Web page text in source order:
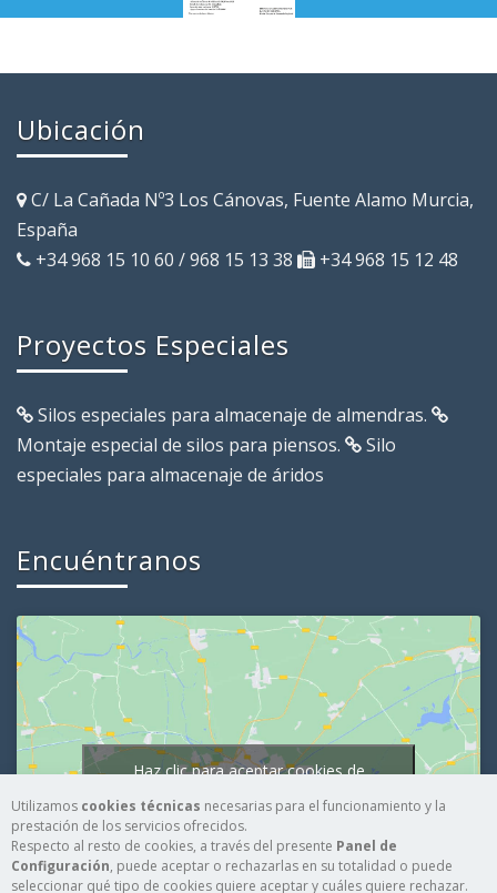
Utilizamos cookies técnicas necesarias para el funcionamiento y la
prestación de los servicios ofrecidos.
Respecto al resto de cookies, a través del presente Panel de
Configuración, puede aceptar o rechazarlas en su totalidad o puede
seleccionar qué tipo de cookies quiere aceptar y cuáles quiere rechazar.
Ubicación
C/ La Cañada Nº3 Los Cánovas, Fuente Alamo Murcia,
España
+34 968 15 10 60 / 968 15 13 38
+34 968 15 12 48
Proyectos Especiales
Silos especiales para almacenaje de almendras.
Montaje especial de silos para piensos.
Silo
especiales para almacenaje de áridos
Encuéntranos
Haz clic para aceptar cookies de
marketing y permitir este contenido